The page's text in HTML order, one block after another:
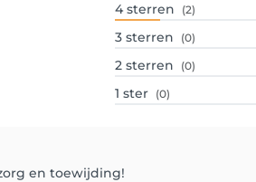
4 sterren (2)
3 sterren (0)
2 sterren (0)
1 ster (0)
en toewijding!